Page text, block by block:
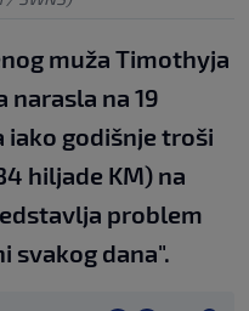
muža Timothyja
narasla na 19
iako godišnje troši
hiljade KM) na
problem
svakog dana".